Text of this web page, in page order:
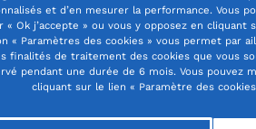
Léopold Mayer pour le
notamment en charge
écologique et des
et d’en mesurer la performance. Vous
« Ok j’accepte » ou vous y opposez en cliquant
« Paramètres des cookies » vous permet par
finalités de traitement des cookies que vous
pendant une durée de 6 mois. Vous pouvez
cliquant sur le lien « Paramètre des